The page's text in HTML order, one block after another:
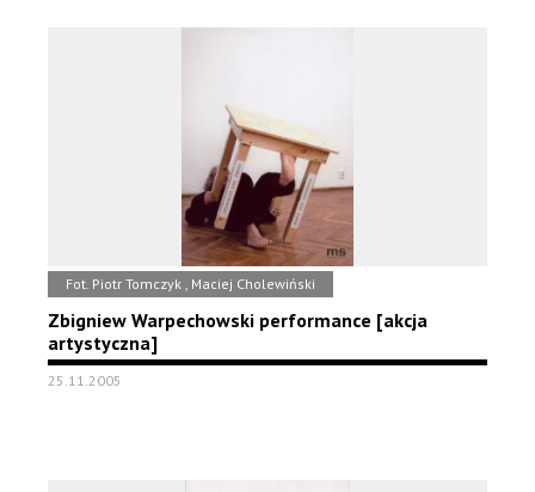
Fot. Piotr Tomczyk , Maciej Cholewiński
Zbigniew Warpechowski performance [akcja
artystyczna]
25.11.2005